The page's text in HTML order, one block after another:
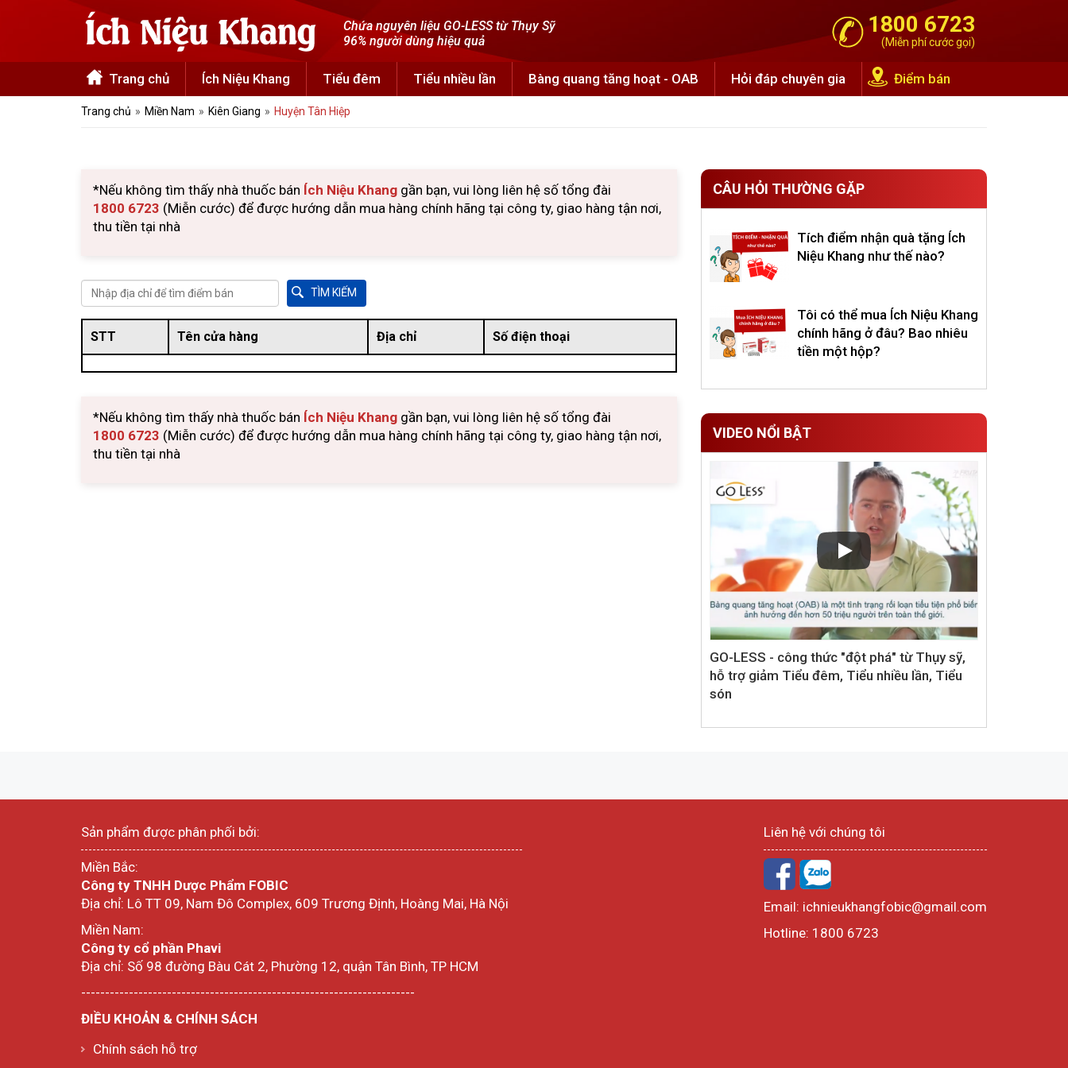
Chứa nguyên liệu GO-LESS từ Thụy Sỹ
96% người dùng hiệu quả
1800 6723
(Miễn phí cước gọi)
Trang chủ Ích Niệu Khang Tiểu đêm Tiểu nhiều lần Bàng quang tăng hoạt - OAB Hỏi đáp chuyên gia Điểm bán
Trang chủ Miền Nam Kiên Giang Huyện Tân Hiệp
*Nếu không tìm thấy nhà thuốc bán Ích Niệu Khang gần bạn, vui lòng liên hệ số tổng đài
1800 6723 (Miễn cước) để được hướng dẫn mua hàng chính hãng tại công ty, giao hàng tận nơi,
thu tiền tại nhà
STT Tên cửa hàng Địa chỉ Số điện thoại
*Nếu không tìm thấy nhà thuốc bán Ích Niệu Khang gần bạn, vui lòng liên hệ số tổng đài
1800 6723 (Miễn cước) để được hướng dẫn mua hàng chính hãng tại công ty, giao hàng tận nơi,
thu tiền tại nhà
CÂU HỎI THƯỜNG GẶP
Tích điểm nhận quà tặng Ích
Niệu Khang như thế nào?
Tôi có thể mua Ích Niệu Khang
chính hãng ở đâu? Bao nhiêu
tiền một hộp?
VIDEO NỔI BẬT
GO-LESS - công thức "đột phá" từ Thụy sỹ,
hỗ trợ giảm Tiểu đêm, Tiểu nhiều lần, Tiểu
són
Sản phẩm được phân phối bởi:
Miền Bắc:
Công ty TNHH Dược Phẩm FOBIC
Địa chỉ: Lô TT 09, Nam Đô Complex, 609 Trương Định, Hoàng Mai, Hà Nội
Miền Nam:
Công ty cổ phần Phavi
Địa chỉ: Số 98 đường Bàu Cát 2, Phường 12, quận Tân Bình, TP HCM
----------------------------------------------------------------------
ĐIỀU KHOẢN & CHÍNH SÁCH
Chính sách hỗ trợ
Liên hệ với chúng tôi
Email: ichnieukhangfobic@gmail.com
Hotline: 1800 6723